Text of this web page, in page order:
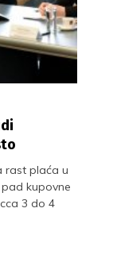
rast plaća u
kupovne
3 do 4